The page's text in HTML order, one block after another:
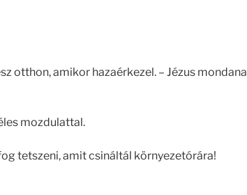
otthon, amikor hazaérkezel. – Jézus mondana
mozdulattal.
tetszeni, amit csináltál környezetórára!